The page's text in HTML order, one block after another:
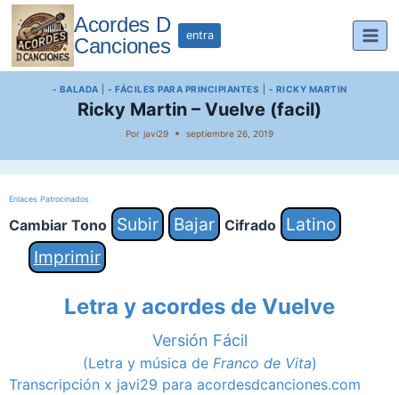
Saltar
contenido
Acordes D
Canciones
entra
- BALADA - FÁCILES PARA PRINCIPIANTES - RICKY MARTIN
Ricky Martin – Vuelve (facil)
Por javi29 septiembre 26, 2019
Enlaces Patrocinados
Cambiar Tono Subir Bajar Cifrado
Latino
Imprimir
Letra y acordes de Vuelve
Versión Fácil
(Letra y música de Franco de Vita)
Transcripción x javi29 para acordesdcanciones.com